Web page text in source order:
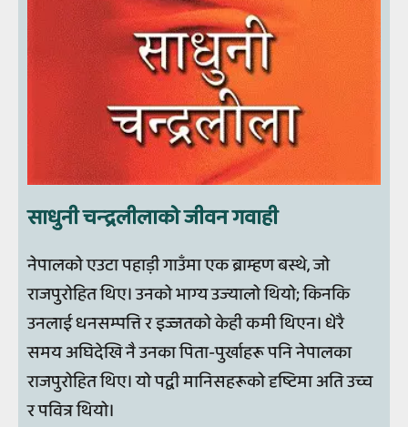
साधुनी चन्‍द्रलीलाको जीवन गवाही
नेपालको एउटा पहाड़ी गाउँमा एक ब्राम्हण बस्थे, जो
राजपुरोहित थिए। उनको भाग्य उज्यालो थियो; किनकि
उनलाई धनसम्पत्ति र इज्जतको केही कमी थिएन। धेरै
समय अघिदेखि नै उनका पिता-पुर्खाहरू पनि नेपालका
राजपुरोहित थिए। यो पद्वी मानिसहरूको दृष्टिमा अति उच्च
र पवित्र थियो।